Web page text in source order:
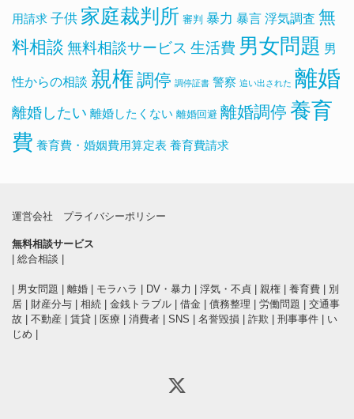
用請求 子供 家庭裁判所 審判 暴力 暴言 浮気調査 無
料相談 無料相談サービス 生活費 男女問題 男
性からの相談 親権 調停 調停証書 警察 追い出された 離婚
離婚したい 離婚したくない 離婚回避 離婚調停 養育
費 養育費・婚姻費用算定表 養育費請求
運営会社 プライバシーポリシー
無料相談サービス
総合相談
男女問題 離婚 モラハラ DV・暴力 浮気・不貞 親権 養育費
別
居
財産分与 相続 金銭トラブル 借金 債務整理 労働問題
交通事
故
不動産 賃貸 医療 消費者 SNS 名誉毀損 詐欺 刑事事件
い
じめ